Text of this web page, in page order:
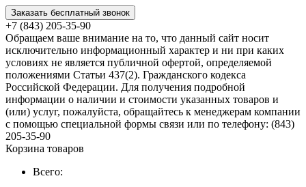
Заказать бесплатный звонок
+7 (843) 205-35-90
Обращаем ваше внимание на то, что данный сайт носит
исключительно информационный характер и ни при каких
условиях не является публичной офертой, определяемой
положениями Статьи 437(2). Гражданского кодекса
Российской Федерации. Для получения подробной
информации о наличии и стоимости указанных товаров и
(или) услуг, пожалуйста, обращайтесь к менеджерам компании
с помощью специальной формы связи или по телефону: (843)
205-35-90
Корзина товаров
Всего: